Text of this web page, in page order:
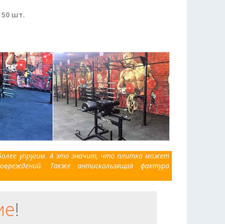
шт.
упругим. А это значит, что плитка может
Также антискользящая фактура
!